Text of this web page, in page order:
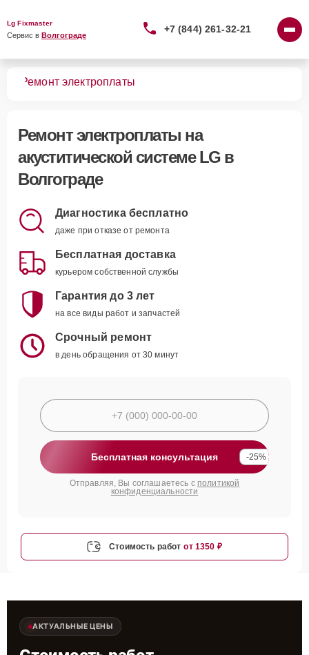
Lg Fixmaster
Сервис в Волгограде
+7 (844) 261-32-21
Ремонт электроплаты
Ремонт электроплаты на
акуститической системе LG в
Волгограде
Диагностика бесплатно
даже при отказе от ремонта
Бесплатная доставка
курьером собственной службы
Гарантия до 3 лет
на все виды работ и запчастей
Срочный ремонт
в день обращения от 30 минут
Бесплатная консультация -25%
Отправляя, Вы соглашаетесь с политикой
конфиденциальности
Стоимость работ от 1350 ₽
АКТУАЛЬНЫЕ ЦЕНЫ